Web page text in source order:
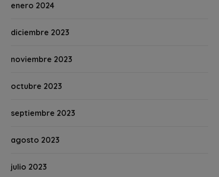
enero 2024
diciembre 2023
noviembre 2023
octubre 2023
septiembre 2023
agosto 2023
julio 2023